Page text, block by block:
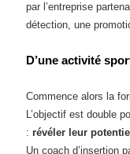
par l’entreprise
détection, une
D’une activité
Commence alors la
L’objectif est double
: révéler leur
Un coach d’insertion